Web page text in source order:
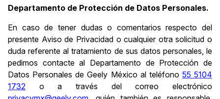
Departamento de Protección de Datos Personales.
En caso de tener dudas o comentarios respecto del
presente Aviso de Privacidad o cualquier otra solicitud o
duda referente al tratamiento de sus datos personales, le
pedimos contacte al Departamento de Protección de
Datos Personales de Geely México al teléfono 55 5104
1732 o a través del correo electrónico